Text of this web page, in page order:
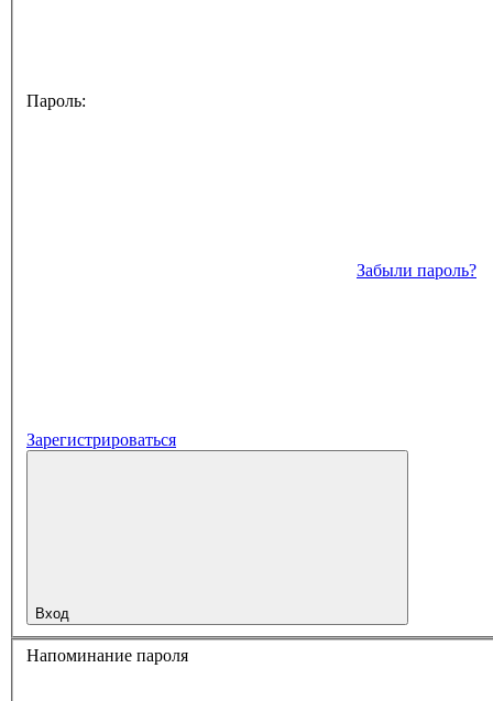
Пароль:
Забыли пароль?
Зарегистрироваться
Вход
Напоминание пароля